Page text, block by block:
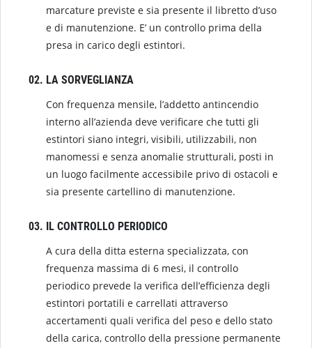
marcature previste e sia presente il libretto d’uso
e di manutenzione. E’ un controllo prima della
presa in carico degli estintori.
LA SORVEGLIANZA
Con frequenza mensile, l’addetto antincendio
interno all’azienda deve verificare che tutti gli
estintori siano integri, visibili, utilizzabili, non
manomessi e senza anomalie strutturali, posti in
un luogo facilmente accessibile privo di ostacoli e
sia presente cartellino di manutenzione.
IL CONTROLLO PERIODICO
A cura della ditta esterna specializzata, con
frequenza massima di 6 mesi, il controllo
periodico prevede la verifica dell’efficienza degli
estintori portatili e carrellati attraverso
accertamenti quali verifica del peso e dello stato
della carica, controllo della pressione permanente